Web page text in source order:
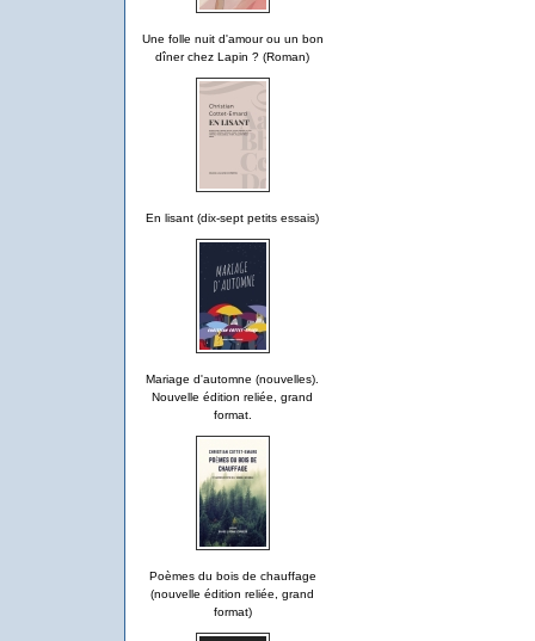
Une folle nuit d'amour ou un bon
dîner chez Lapin ? (Roman)
En lisant (dix-sept petits essais)
Mariage d'automne (nouvelles).
Nouvelle édition reliée, grand
format.
Poèmes du bois de chauffage
(nouvelle édition reliée, grand
format)